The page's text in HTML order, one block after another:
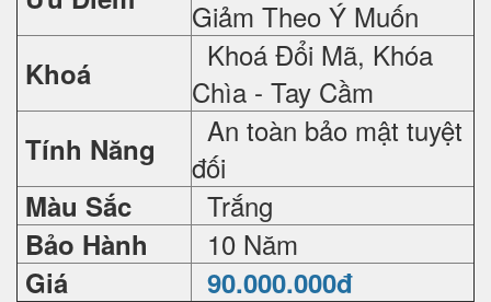
Giảm Theo Ý Muốn
Khoá
Khoá Đổi Mã, Khóa
Chìa - Tay Cầm
Tính Năng
An toàn bảo mật tuyệt
đối
Màu Sắc Trắng
Bảo Hành 10 Năm
Giá 90.000.000đ